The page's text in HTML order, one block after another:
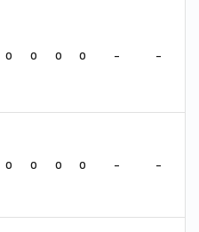
0 0 0 0 - -
0 0 0 0 - -